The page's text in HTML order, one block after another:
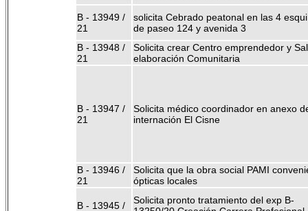
B - 13949 /
21
solicita Cebrado peatonal en las 4
de paseo 124 y avenida 3
B - 13948 /
21
Solicita crear Centro emprendedor y
elaboración Comunitaria
B - 13947 /
21
Solicita médico coordinador en anexo
internación El Cisne
B - 13946 /
21
Solicita que la obra social PAMI
ópticas locales
B - 13945 /
Solicita pronto tratamiento del exp B-